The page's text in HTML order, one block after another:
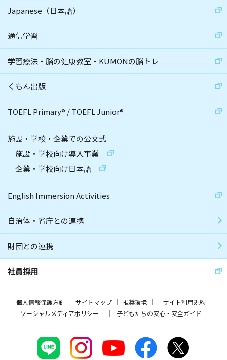
Japanese（日本語）
通信学習
学習療法・脳の健康教室・KUMONの脳トレ
くもん出版
TOEFL Primary® /TOEFL Junior®
施設・学校・企業での公文式
施設・学校向け導入事業
企業・学校向け日本語
English Immersion Activities
自治体・省庁との連携
財団との連携
社員採用
個人情報保護方針 サイトマップ 推奨環境
サイト利用規約
ソーシャルメディアポリシー
子どもたちの安心・安全ガイド